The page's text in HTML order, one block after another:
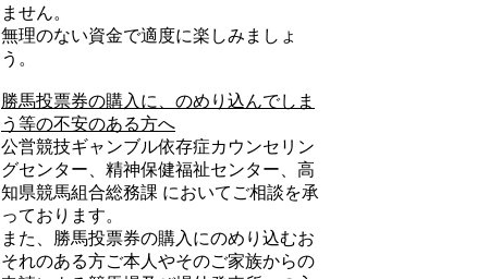
ません。
無理のない資金で適度に楽しみましょ
う。
勝馬投票券の購入に、のめり込んでしま
う等の不安のある方へ
公営競技ギャンブル依存症カウンセリン
グセンター、精神保健福祉センター、高
知県競馬組合総務課 においてご相談を承
っております。
また、勝馬投票券の購入にのめり込むお
それのある方ご本人やそのご家族からの